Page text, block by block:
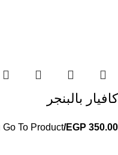
كافيار بالبنجر
EGP 350.00
/kg
Go To Product